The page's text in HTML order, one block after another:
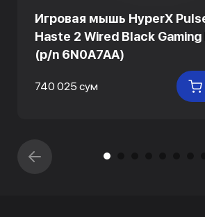
Игровая мышь HyperX
Haste 2 Wired Black
(p/n 6N0A7AA)
740 025 сум